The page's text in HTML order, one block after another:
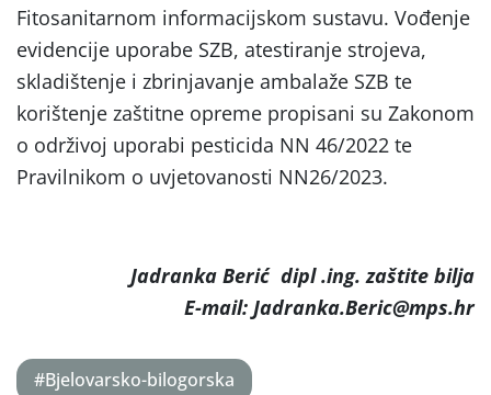
Fitosanitarnom informacijskom sustavu. Vođenje
evidencije uporabe SZB, atestiranje strojeva,
skladištenje i zbrinjavanje ambalaže SZB te
korištenje zaštitne opreme propisani su Zakonom
o održivoj uporabi pesticida NN 46/2022 te
Pravilnikom o uvjetovanosti NN26/2023.
Jadranka Berić dipl .ing. zaštite bilja
E-mail: Jadranka.Beric@mps.hr
#Bjelovarsko-bilogorska